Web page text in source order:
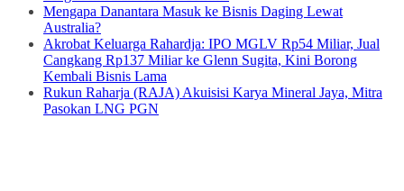
Mengapa Danantara Masuk ke Bisnis Daging Lewat
Australia?
Akrobat Keluarga Rahardja: IPO MGLV Rp54 Miliar, Jual
Cangkang Rp137 Miliar ke Glenn Sugita, Kini Borong
Kembali Bisnis Lama
Rukun Raharja (RAJA) Akuisisi Karya Mineral Jaya, Mitra
Pasokan LNG PGN